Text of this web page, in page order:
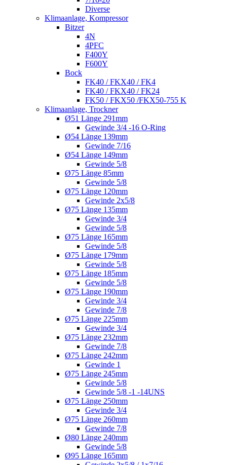
Diverse
Klimaanlage, Kompressor
Bitzer
4N
4PFC
F400Y
F600Y
Bock
FK40 / FKX40 / FK4
FK40 / FKX40 / FK24
FK50 / FKX50 /FKX50-755 K
Klimaanlage, Trockner
Ø51 Länge 291mm
Gewinde 3/4 -16 O-Ring
Ø54 Länge 139mm
Gewinde 7/16
Ø54 Länge 149mm
Gewinde 5/8
Ø75 Länge 85mm
Gewinde 5/8
Ø75 Länge 120mm
Gewinde 2x5/8
Ø75 Länge 135mm
Gewinde 3/4
Gewinde 5/8
Ø75 Länge 165mm
Gewinde 5/8
Ø75 Länge 179mm
Gewinde 5/8
Ø75 Länge 185mm
Gewinde 5/8
Ø75 Länge 190mm
Gewinde 3/4
Gewinde 7/8
Ø75 Länge 225mm
Gewinde 3/4
Ø75 Länge 232mm
Gewinde 7/8
Ø75 Länge 242mm
Gewinde 1
Ø75 Länge 245mm
Gewinde 5/8
Gewinde 5/8 -1 -14UNS
Ø75 Länge 250mm
Gewinde 3/4
Ø75 Länge 260mm
Gewinde 7/8
Ø80 Länge 240mm
Gewinde 5/8
Ø95 Länge 165mm